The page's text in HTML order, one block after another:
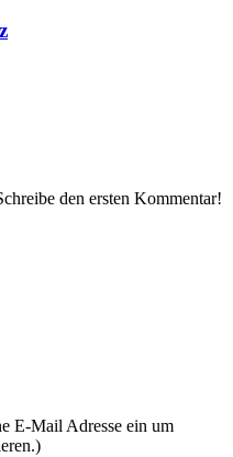
den ersten Kommentar!
E-Mail Adresse ein um